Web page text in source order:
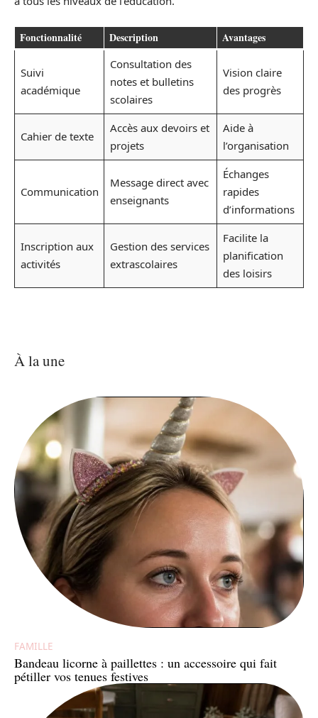
Fonctionnalité Description Avantages
Suivi
académique
Consultation des
notes et bulletins
scolaires
Vision claire
des progrès
Cahier de texte
Accès aux devoirs et
projets
Aide à
l’organisation
Communication
Message direct avec
enseignants
Échanges
rapides
d’informations
Inscription aux
activités
Gestion des services
extrascolaires
Facilite la
planification
des loisirs
À la une
FAMILLE
Bandeau licorne à paillettes : un accessoire qui fait
pétiller vos tenues festives